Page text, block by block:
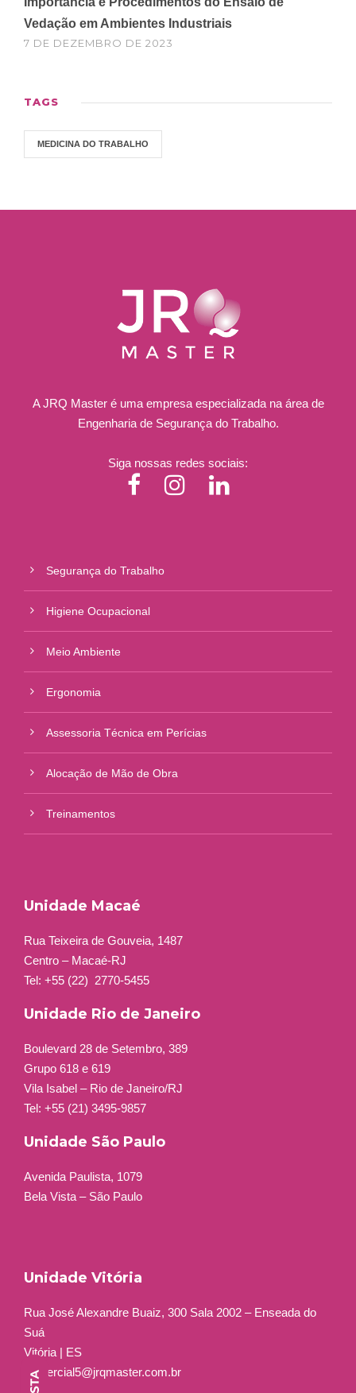
Vedação em Ambientes Industriais
7 DE DEZEMBRO DE 2023
TAGS
MEDICINA DO TRABALHO
A JRQ Master é uma empresa especializada na área de
Engenharia de Segurança do Trabalho.
Siga nossas redes sociais:
Segurança do Trabalho
Higiene Ocupacional
Meio Ambiente
Ergonomia
Assessoria Técnica em Perícias
Alocação de Mão de Obra
Treinamentos
Unidade Macaé
Rua Teixeira de Gouveia, 1487
Centro – Macaé-RJ
Tel: +55 (22) 2770-5455
Unidade Rio de Janeiro
Boulevard 28 de Setembro, 389
Grupo 618 e 619
Vila Isabel – Rio de Janeiro/RJ
Tel: +55 (21) 3495-9857
Unidade São Paulo
Avenida Paulista, 1079
Bela Vista – São Paulo
Unidade Vitória
Rua José Alexandre Buaiz, 300 Sala 2002 – Enseada do
Suá
Vitória | ES
comercial5@jrqmaster.com.br